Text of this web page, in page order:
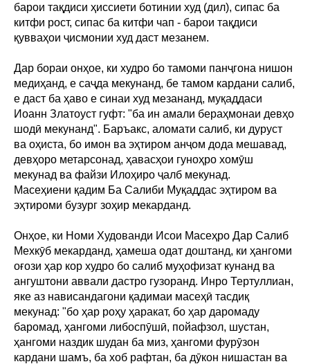
барои тақдиси ҳиссиети ботинии худ (дил), сипас ба
китфи рост, сипас ба китфи чап - барои тақдиси
қувваҳои ҷисмонии худ даст мезанем.
Дар бораи онҳое, ки худро бо тамоми панҷгона нишон
медиҳанд, е саҷда мекунанд, бе тамом кардани салиб,
е даст ба ҳаво е синаи худ мезананд, муқаддаси
Иоанн Златоуст гуфт: "ба ин амали бераҳмонаи девҳо
шодӣ мекунанд". Баръакс, аломати салиб, ки дуруст
ва оҳиста, бо имон ва эҳтиром анҷом дода мешавад,
девҳоро метарсонад, ҳавасҳои гуноҳро хомӯш
мекунад ва файзи Илоҳиро ҷалб мекунад.
Масеҳиени қадим Ба Салиби Муқаддас эҳтиром ва
эҳтироми бузург зоҳир мекарданд.
Онҳое, ки Номи Худованди Исои Масеҳро Дар Салиб
Мехкӯб мекарданд, ҳамеша одат доштанд, ки ҳангоми
оғози ҳар кор худро бо салиб муҳофизат кунанд ва
ангуштони аввали дастро гузоранд. Инро Тертуллиан,
яке аз нависандагони қадимаи масеҳӣ тасдиқ
мекунад: "бо ҳар роҳу ҳаракат, бо ҳар даромаду
баромад, ҳангоми либоспӯшӣ, пойафзол, шустан,
ҳангоми наздик шудан ба миз, ҳангоми фурӯзон
кардани шамъ, ба хоб рафтан, ба дӯкон нишастан ва